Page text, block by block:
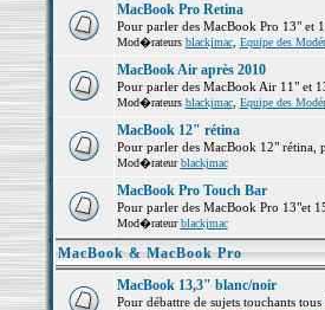
MacBook Pro Retina
Pour parler des MacBook Pro 13" et
Mod�rateurs blackjmac, Equipe des
MacBook Air après 2010
Pour parler des MacBook Air 11" et
Mod�rateurs blackjmac, Equipe des
MacBook 12" rétina
Pour parler des MacBook 12" rétina,
Mod�rateurblackjmac
MacBook Pro Touch Bar
Pour parler des MacBook Pro 13"et
Mod�rateurblackjmac
MacBook & MacBook Pro
MacBook 13,3" blanc/noir
Pour débattre de sujets touchants